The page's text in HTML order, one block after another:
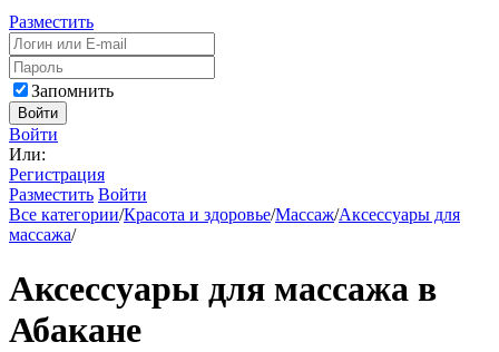
Разместить
Запомнить
Войти
Войти
Или:
Регистрация
Разместить Войти
Все категории/Красота и здоровье/Массаж/Аксессуары для
массажа/
Аксессуары для массажа в
Абакане